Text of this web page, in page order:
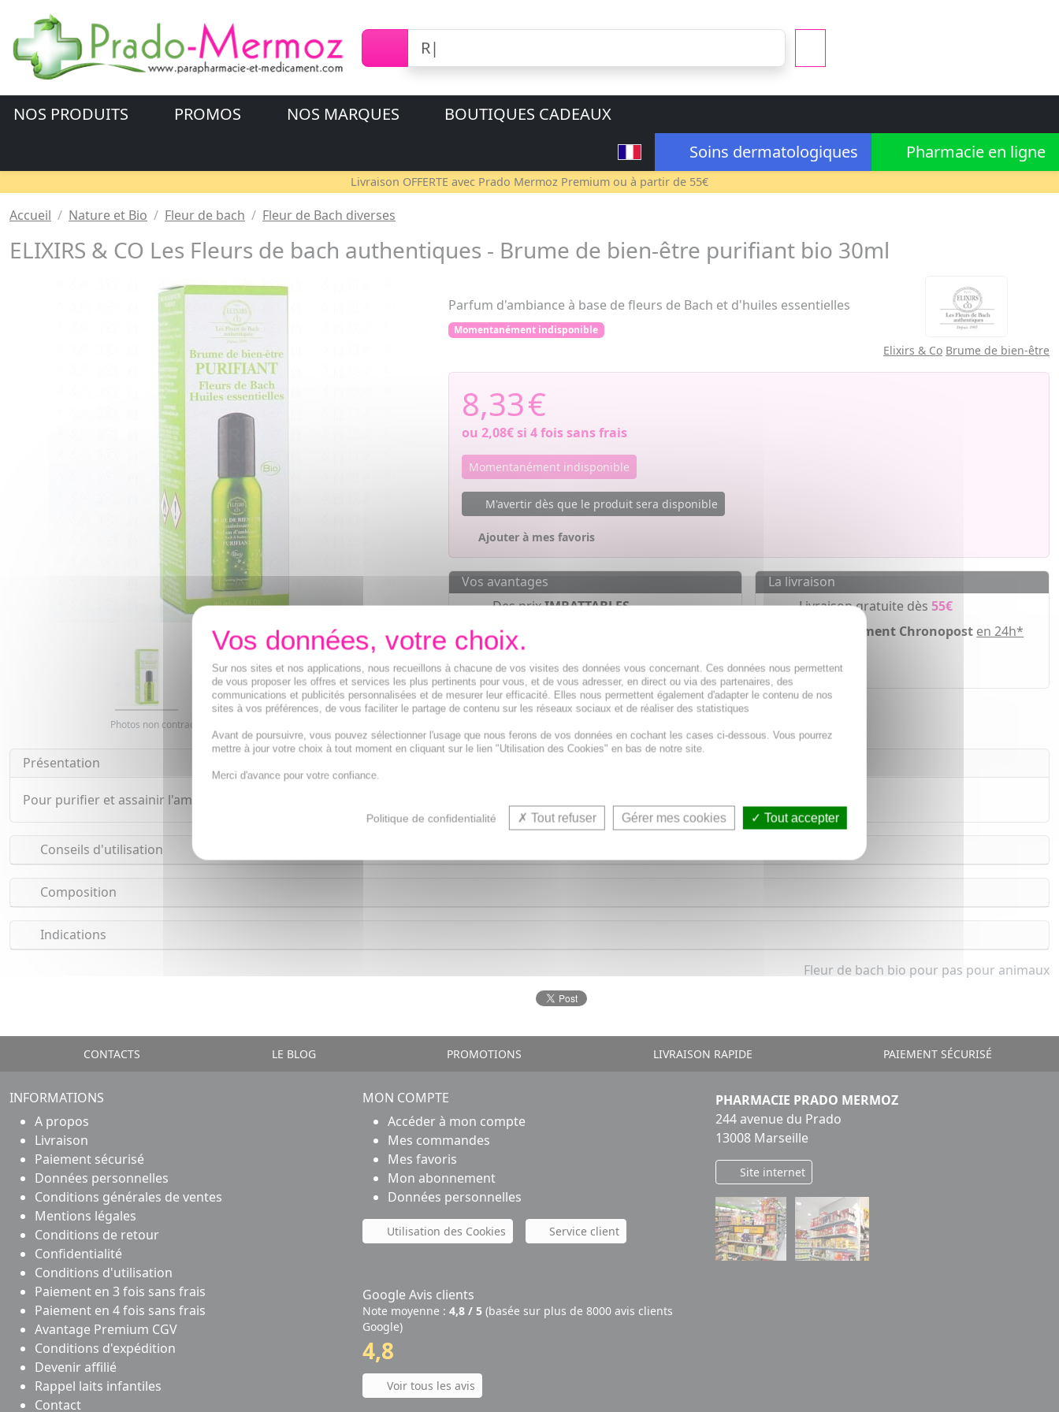
NOS PRODUITS PROMOS NOS MARQUES
BOUTIQUES CADEAUX
Soins dermatologiques
Pharmacie en ligne
Livraison OFFERTE avec Prado Mermoz Premium ou à partir de 55€
Accueil Nature et Bio Fleur de bach Fleur de Bach diverses
ELIXIRS & CO Les Fleurs de bach authentiques - Brume de bien-être purifiant bio 30ml
Photos non contractuelles. Copyright digimarquage
Parfum d'ambiance à base de fleurs de Bach et d'huiles essentielles
Momentanément indisponible
Elixirs & Co Brume de bien-être
8,33€
ou 2,08€si 4 fois sans frais
Momentanément indisponible
M'avertir dès que le produit sera disponible
Ajouter à mes favoris
Vos avantages
Des prixIMBATTABLES
Paiement en ligne
de 30€
La livraison
Livraison gratuite dès55€
Acheminement Chronopost en 24h*
Présentation
Pour purifier et assainir l'ambiance La brume de bien-être PURIFIANTE est idéale pour se purifier et assainir l'ambiance.
Conseils d'utilisation
Composition
Indications
Fleur de bach bio pour pas pour animaux
CONTACTS LE BLOG PROMOTIONS LIVRAISON RAPIDE PAIEMENT SÉCURISÉ
INFORMATIONS
A propos
Livraison
Paiement sécurisé
Données personnelles
Conditions générales de ventes
Mentions légales
Conditions de retour
Confidentialité
Conditions d'utilisation
Paiement en 3 fois sans frais
Paiement en 4 fois sans frais
Avantage Premium CGV
Conditions d'expédition
Devenir affilié
Rappel laits infantiles
Contact
MON COMPTE
Accéder à mon compte
Mes commandes
Mes favoris
Mon abonnement
Données personnelles
Utilisation des Cookies Service client
Google Avis clients
Note moyenne : 4,8 / 5 (basée sur plus de 8000 avis clients
Google)
4,8
Voir tous les avis
PHARMACIE PRADO MERMOZ
244 avenue du Prado
13008 Marseille
Site internet
Sur nos sites et nos applications, nous recueillons à chacune de vos visites des données vous concernant. Ces données nous permettent
de vous proposer les offres et services les plus pertinents pour vous, et de vous adresser, en direct ou via des partenaires, des
communications et publicités personnalisées et de mesurer leur efficacité. Elles nous permettent également d'adapter le contenu de nos
sites à vos préférences, de vous faciliter le partage de contenu sur les réseaux sociaux et de réaliser des statistiques
Avant de poursuivre, vous pouvez sélectionner l'usage que nous ferons de vos données en cochant les cases ci-dessous. Vous pourrez
mettre à jour votre choix à tout moment en cliquant sur le lien "Utilisation des Cookies" en bas de notre site.
Merci d'avance pour votre confiance.
Politique de confidentialité Tout refuser Gérer mes cookies Tout accepter